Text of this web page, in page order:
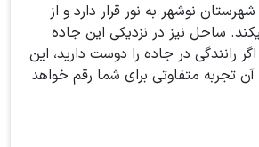
نوشهر به نور قرار دارد و از
ساحل نیز در نزدیکی این جاده
رانندگی در جاده را دوست دارید، این
تجربه متفاوتی برای شما رقم خواهد